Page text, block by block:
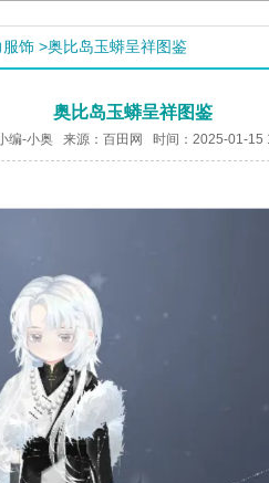
服饰 >奥比岛玉蟒呈祥图鉴
奥比岛玉蟒呈祥图鉴
编-小奥 来源：百田网 时间：2025-01-